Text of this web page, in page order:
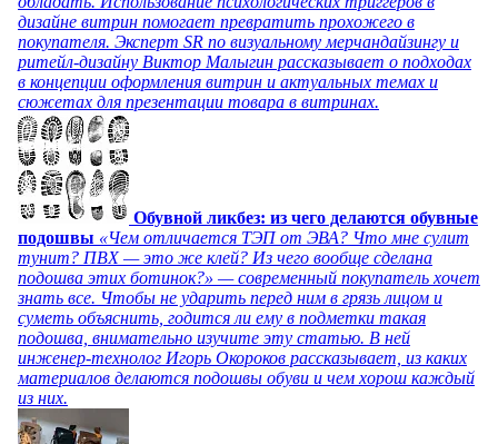
дизайне витрин помогает превратить прохожего в
покупателя. Эксперт SR по визуальному мерчандайзингу и
ритейл-дизайну Виктор Малыгин рассказывает о подходах
в концепции оформления витрин и актуальных темах и
сюжетах для презентации товара в витринах.
Обувной ликбез: из чего делаются обувные
подошвы «Чем отличается ТЭП от ЭВА? Что мне сулит
тунит? ПВХ — это же клей? Из чего вообще сделана
подошва этих ботинок?» — современный покупатель хочет
знать все. Чтобы не ударить перед ним в грязь лицом и
суметь объяснить, годится ли ему в подметки такая
подошва, внимательно изучите эту статью. В ней
инженер-технолог Игорь Окороков рассказывает, из каких
материалов делаются подошвы обуви и чем хорош каждый
из них.